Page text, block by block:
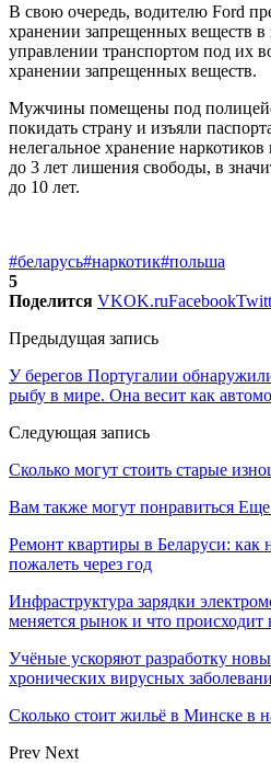
В свою очередь, водителю Ford
хранении запрещенных веществ в
управлении транспортом под их
хранении запрещенных веществ.
Мужчины помещены под
покидать страну и изъяли
нелегальное хранение
до 3 лет лишения свободы, в
до 10 лет.
#беларусь#наркотик#польша
5
Поделится VKOK.ruFacebook
Предыдущая запись
У берегов Португалии
рыбу в мире. Она весит как
Следующая запись
Сколько могут стоить старые
Вам также могут понравиться Еще
Ремонт квартиры в Беларуси: как
пожалеть через год
Инфраструктура зарядки
меняется рынок и что
Учёные ускоряют разработку
хронических вирусных
Сколько стоит жильё в Минске в
Prev Next